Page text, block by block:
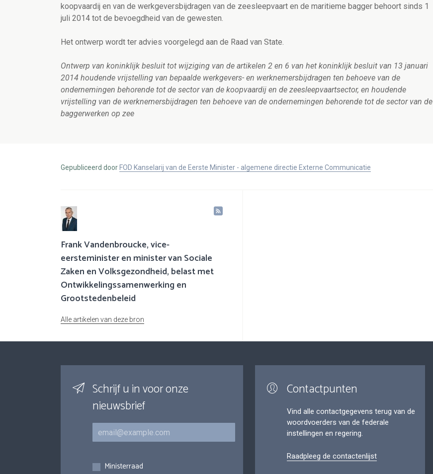
koopvaardij en van de werkgeversbijdragen van de zeesleepvaart en de maritieme bagger behoort sinds 1
juli 2014 tot de bevoegdheid van de gewesten.
Het ontwerp wordt ter advies voorgelegd aan de Raad van State.
Ontwerp van koninklijk besluit tot wijziging van de artikelen 2 en 6 van het koninklijk besluit van 13 januari
2014 houdende vrijstelling van bepaalde werkgevers- en werknemersbijdragen ten behoeve van de
ondernemingen behorende tot de sector van de koopvaardij en de zeesleepvaartsector, en houdende
vrijstelling van de werknemersbijdragen ten behoeve van de ondernemingen behorende tot de sector van de
baggerwerken op zee
Gepubliceerd door FOD Kanselarij van de Eerste Minister - algemene directie Externe Communicatie
Frank Vandenbroucke, vice-
eersteminister en minister van Sociale
Zaken en Volksgezondheid, belast met
Ontwikkelingssamenwerking en
Grootstedenbeleid
Alle artikelen van deze bron
Schrijf u in voor onze
nieuwsbrief
E-mail
Inschrijvingen
Ministerraad
Contactpunten
Vind alle contactgegevens terug van de
woordvoerders van de federale
instellingen en regering.
Raadpleeg de contactenlijst